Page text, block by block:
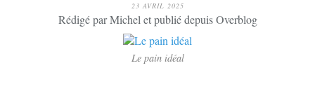
23 AVRIL 2025
Rédigé par Michel et publié depuis Overblog
Le pain idéal